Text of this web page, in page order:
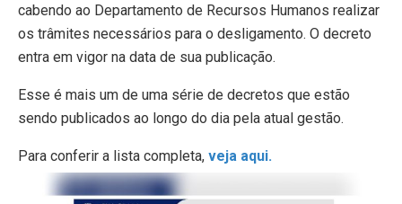
cabendo ao Departamento de Recursos Humanos realizar
os trâmites necessários para o desligamento. O decreto
entra em vigor na data de sua publicação.
Esse é mais um de uma série de decretos que estão
sendo publicados ao longo do dia pela atual gestão.
Para conferir a lista completa, veja aqui.